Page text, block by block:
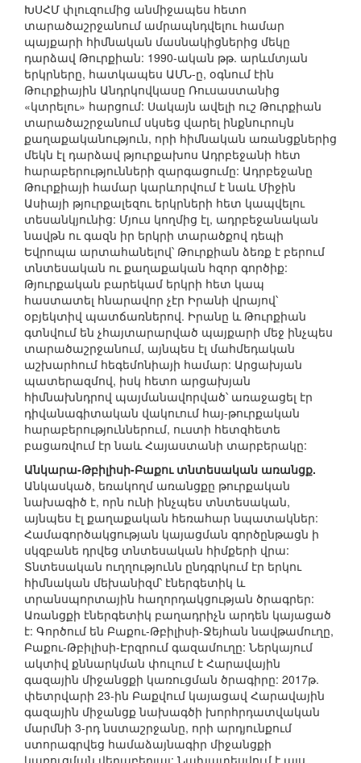
ԽՍՀՄ փլուզումից անմիջապես հետո
տարածաշրջանում ամրապնդվելու համար
պայքարի հիմնական մասնակիցներից մեկը
դարձավ Թուրքիան: 1990-ական թթ. արևմտյան
երկրները, հատկապես ԱՄՆ-ը, օգնում էին
Թուրքիային Անդրկովկասը Ռուսաստանից
«կտրելու» հարցում: Սակայն ավելի ուշ Թուրքիան
տարածաշրջանում սկսեց վարել ինքնուրույն
քաղաքականություն, որի հիմնական առանցքներից
մեկն էլ դարձավ թյուրքախոս Ադրբեջանի հետ
հարաբերությունների զարգացումը: Ադրբեջանը
Թուրքիայի համար կարևորվում է նաև Միջին
Ասիայի թյուրքալեզու երկրների հետ կապվելու
տեսանկյունից: Մյուս կողմից էլ, ադրբեջանական
նավթն ու գազն իր երկրի տարածքով դեպի
Եվրոպա արտահանելով՝ Թուրքիան ձեռք է բերում
տնտեսական ու քաղաքական հզոր գործիք:
Թյուրքական բարեկամ երկրի հետ կապ
հաստատել հնարավոր չէր Իրանի վրայով՝
օբյեկտիվ պատճառներով. Իրանը և Թուրքիան
գտնվում են չհայտարարված պայքարի մեջ ինչպես
տարածաշրջանում, այնպես էլ մահմեդական
աշխարհում հեգեմոնիայի համար: Արցախյան
պատերազմով, իսկ հետո արցախյան
հիմնախնդրով պայմանավորված՝ առաջացել էր
դիվանագիտական վակուում հայ-թուրքական
հարաբերություններում, ուստի հետզհետե
բացառվում էր նաև Հայաստանի տարբերակը:
Անկարա-Թբիլիսի-Բաքու տնտեսական առանցք.
Անկասկած, եռակողմ առանցքը թուրքական
նախագիծ է, որն ունի ինչպես տնտեսական,
այնպես էլ քաղաքական հեռահար նպատակներ:
Համագործակցության կայացման գործընթացն ի
սկզբանե դրվեց տնտեսական հիմքերի վրա:
Տնտեսական ուղղությունն ընդգրկում էր երկու
հիմնական մեխանիզմ՝ էներգետիկ և
տրանսպորտային հաղորդակցության ծրագրեր:
Առանցքի էներգետիկ բաղադրիչն արդեն կայացած
է: Գործում են Բաքու-Թբիլիսի-Ջեյհան նավթամուղը,
Բաքու-Թբիլիսի-Էրզրում գազամուղը: Ներկայում
ակտիվ քննարկման փուլում է Հարավային
գազային միջանցքի կառուցման ծրագիրը: 2017թ.
փետրվարի 23-ին Բաքվում կայացավ Հարավային
գազային միջանցք նախագծի խորհրդատվական
մարմնի 3-րդ նստաշրջանը, որի արդյունքում
ստորագրվեց համաձայնագիր միջանցքի